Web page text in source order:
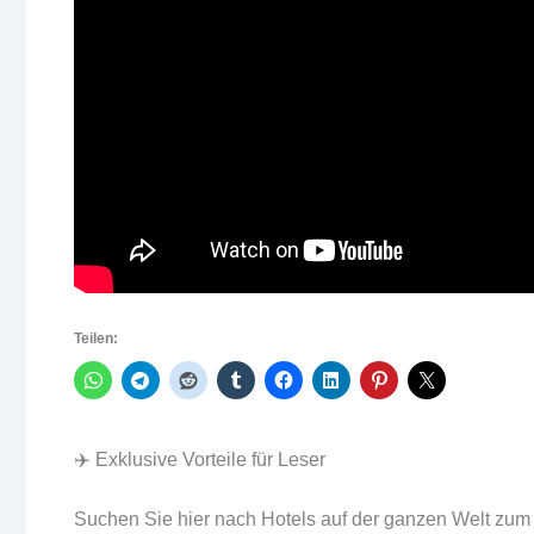
Teilen:
✈️ Exklusive Vorteile für Leser
Suchen Sie hier nach Hotels auf der ganzen Welt